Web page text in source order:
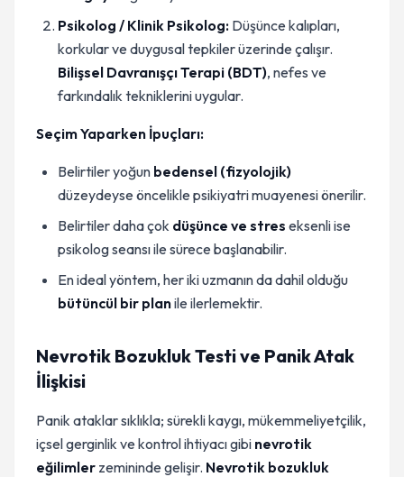
Psikolog / Klinik Psikolog: Düşünce kalıpları,
korkular ve duygusal tepkiler üzerinde çalışır.
Bilişsel Davranışçı Terapi (BDT), nefes ve
farkındalık tekniklerini uygular.
Seçim Yaparken İpuçları:
Belirtiler yoğun bedensel (fizyolojik)
düzeydeyse öncelikle psikiyatri muayenesi önerilir.
Belirtiler daha çok düşünce ve stres eksenli ise
psikolog seansı ile sürece başlanabilir.
En ideal yöntem, her iki uzmanın da dahil olduğu
bütüncül bir planile ilerlemektir.
Nevrotik Bozukluk Testi ve Panik Atak
İlişkisi
Panik ataklar sıklıkla; sürekli kaygı, mükemmeliyetçilik,
içsel gerginlik ve kontrol ihtiyacı gibi nevrotik
eğilimler zemininde gelişir. Nevrotik bozukluk